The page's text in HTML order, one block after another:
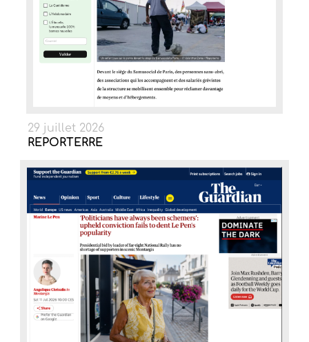
29 juillet 2026
REPORTERRE